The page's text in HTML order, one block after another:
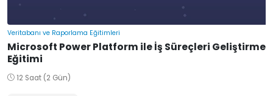
Veritabanı ve Raporlama Eğitimleri
Microsoft Power Platform ile İş Süreçleri Geliştirme
Eğitimi
12 Saat (2 Gün)